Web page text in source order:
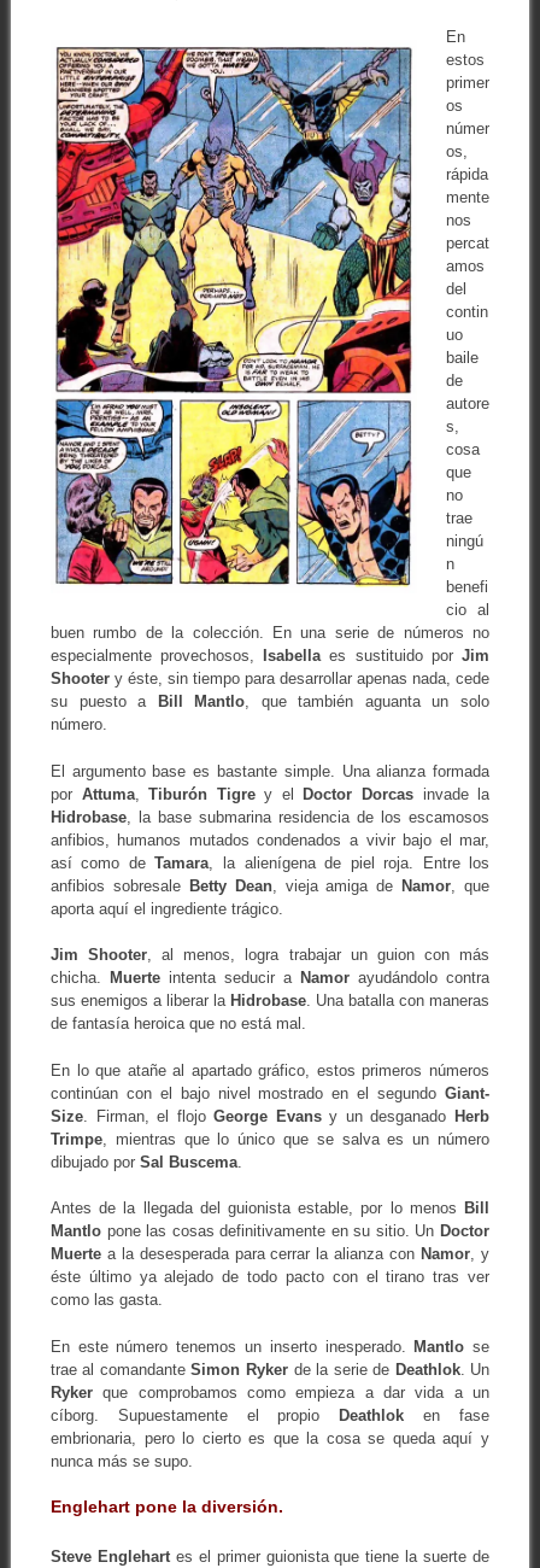
En
estos
primer
os
númer
os,
rápida
mente
nos
percat
amos
del
contin
uo
baile
de
autore
s,
cosa
que
no
trae
ningú
n
benefi
cio al
buen rumbo de la colección. En una serie de números no
especialmente provechosos,
Isabellaes sustituido porJim
Shootery éste, sin tiempo para desarrollar apenas nada, cede
su puesto a
Bill Mantlo, que también aguanta un solo
número.
El argumento base es bastante simple. Una alianza formada
por Attuma,Tiburón Tigrey el Doctor Dorcasinvade la
Hidrobase, la base submarina residencia de los escamosos
anfibios, humanos mutados condenados a vivir bajo el mar,
así como deTamara , la alienígena de piel roja. Entre los
anfibios sobresale Betty Dean, vieja amiga de Namor , que
aporta aquí el ingrediente trágico.
Jim Shooter, al menos, logra trabajar un guion con más
chicha.
Muerteintenta seducir a Namor ayudándolo contra
sus enemigos a liberar la Hidrobase. Una batalla con maneras
de fantasía heroica que no está mal.
En lo que atañe al apartado gráfico, estos primeros números
continúan con el bajo nivel mostrado en el segundoGiant-
Size. Firman, el flojoGeorge Evansy un desganado Herb
Trimpe, mientras que lo único que se salva es un número
dibujado por Sal Buscema.
Antes de la llegada del guionista estable, por lo menos Bill
Mantlopone las cosas definitivamente en su sitio. Un Doctor
Muertea la desesperada para cerrar la alianza con Namor, y
éste último ya alejado de todo pacto con el tirano tras ver
como las gasta.
En este número tenemos un inserto inesperado. Mantlo se
trae al comandanteSimon Ryker de la serie de Deathlok. Un
Rykerque comprobamos como empieza a dar vida a un
cíborg. Supuestamente el propio
Deathlok en fase
embrionaria, pero lo cierto es que la cosa se queda aquí y
nunca más se supo.
Englehart pone la diversión.
Steve Englehartes el primer guionista que tiene la suerte de